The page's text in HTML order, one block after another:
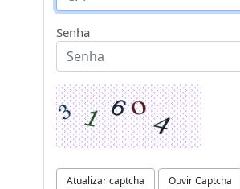
Senha
Atualizar captcha Ouvir Captcha